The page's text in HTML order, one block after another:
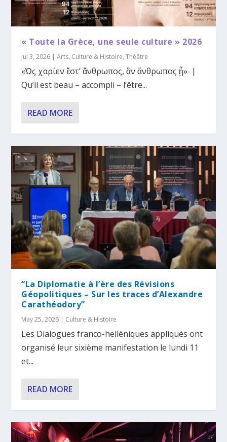
« Toute la Grèce, une seule culture » 2026
Jul 3, 2026 |Arts, Culture & Histoire,Théâtre
«Ὡς χαρίεν ἔστ’ ἄνθρωπος, ἂν ἄνθρωπος ᾖ» |
Qu’il est beau – accompli – l’être...
READ MORE
“La Diplomatie à l’ère des Révisions
Géopolitiques – Sur les traces d’Alexandre
Carathéodory”
May 25, 2026 | Culture & Histoire
Les Dialogues franco-helléniques appliqués ont
organisé leur sixième manifestation le lundi 11
et...
READ MORE